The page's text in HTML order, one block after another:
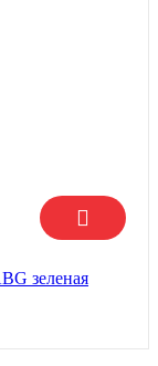
зеленая